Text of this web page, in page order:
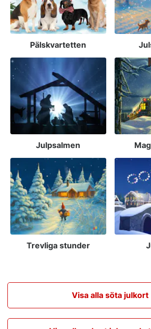
Pälskvartetten
Julpsalmen
Trevliga stunder
Visa alla söta julkort